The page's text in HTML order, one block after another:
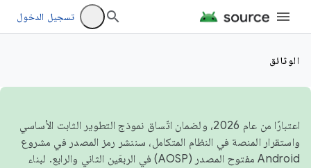
تسجيل الدخول
الوثائق
اعتبارًا من عام 2026، ولضمان اتّساق نموذج التطوير الثابت الأساسي
واستقرار المنصة في النظام المتكامل، سننشر رمز المصدر في مشروع
Android مفتوح المصدر (AOSP) في الربعَين الثاني والرابع. لبناء